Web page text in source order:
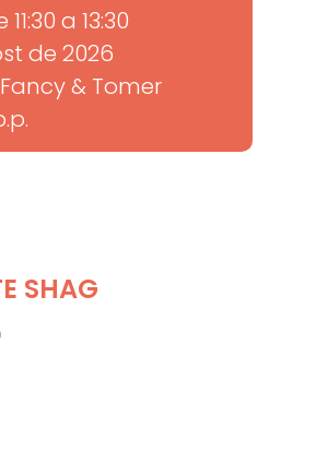
a 13:30
de 2026
& Tomer
SHAG